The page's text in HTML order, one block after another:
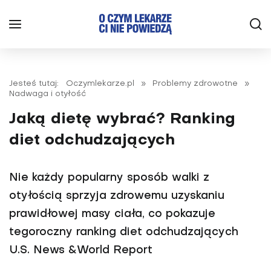
Jesteś tutaj: Oczymlekarze.pl » Problemy zdrowotne
»
Nadwaga i otyłość
Jaką dietę wybrać? Ranking
diet odchudzających
Nie każdy popularny sposób walki z
otyłością sprzyja zdrowemu uzyskaniu
prawidłowej masy ciała, co pokazuje
tegoroczny ranking diet odchudzających
U.S. News &World Report